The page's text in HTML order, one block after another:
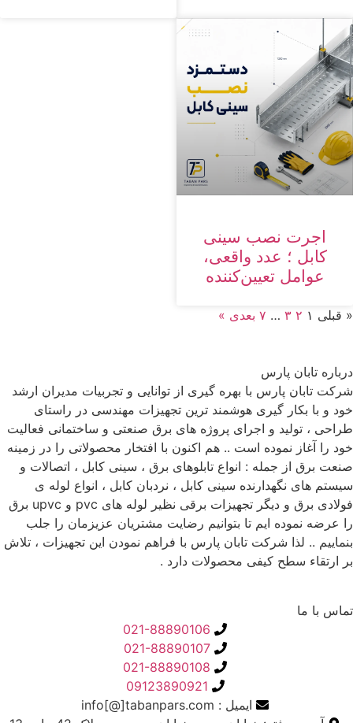
اجرت نصب سینی
کابل ؛ عدد واقعی،
عوامل تعیین‌کننده
« قبلی ۱ ۲ ۳ … ۷ بعدی »
درباره تابان پارس
شرکت تابان پارس با بهره گیری از توانایی و تجربیات مدیران ارشد
خود و با بکار گیری هوشمند ترین تجهیزات مهندسی در راستای
طراحی ، تولید و اجرای پروژه های برق صنعتی و ساختمانی فعالیت
خود را آغاز نموده است .. هم اکنون با افتخار محصولاتی را در زمینه
صنعت برق از جمله : انواع تابلوهای برق ، سینی کابل ، اتصالات و
سیستم های نگهدارنده سینی کابل ، نردبان کابل ، انواع لوله ی
فولادی برق و دیگر تجهیزات برقی نظیر لوله های pvc و upvc برق
را عرضه نموده ایم تا بتوانیم رضایت مشتریان عزیزمان را جلب
بنماییم .. لذا شرکت تابان پارس با فراهم نمودن این تجهیزات ، تلاش
بر ارتقاء سطح کیفی محصولات دارد .
تماس با ما
021-88890106
021-88890107
021-88890108
09123890921
ایمیل : info[@]tabanpars.com